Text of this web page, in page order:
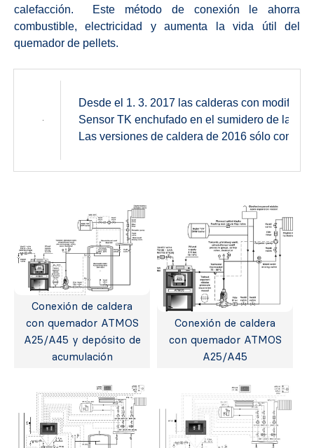
calefacción. Este método de conexión le ahorra
combustible, electricidad y aumenta la vida útil del
quemador de pellets.
Desde el 1. 3. 2017 las calderas con
Sensor TK enchufado en el sumidero de la
Las versiones de caldera de 2016 sólo
Conexión de caldera
con quemador ATMOS
A25/A45 y depósito de
acumulación
Conexión de caldera
con quemador ATMOS
A25/A45